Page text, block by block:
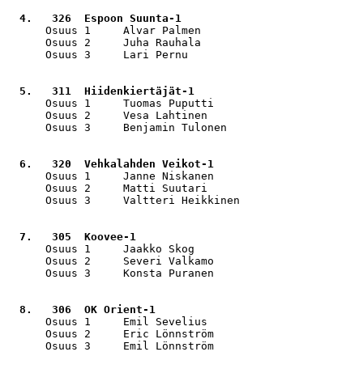
4.   326  Espoon Suunta-1
Osuus 1     Alvar Palmen
Osuus 2     Juha Rauhala
Osuus 3     Lari Pernu
5.   311  Hiidenkiertäjät-1
Osuus 1     Tuomas Puputti
Osuus 2     Vesa Lahtinen
Osuus 3     Benjamin Tulonen
6.   320  Vehkalahden Veikot-1
Osuus 1     Janne Niskanen
Osuus 2     Matti Suutari
Osuus 3     Valtteri Heikkinen
7.   305  Koovee-1
Osuus 1     Jaakko Skog
Osuus 2     Severi Valkamo
Osuus 3     Konsta Puranen
8.   306  OK Orient-1
Osuus 1     Emil Sevelius
Osuus 2     Eric Lönnström
Osuus 3     Emil Lönnström